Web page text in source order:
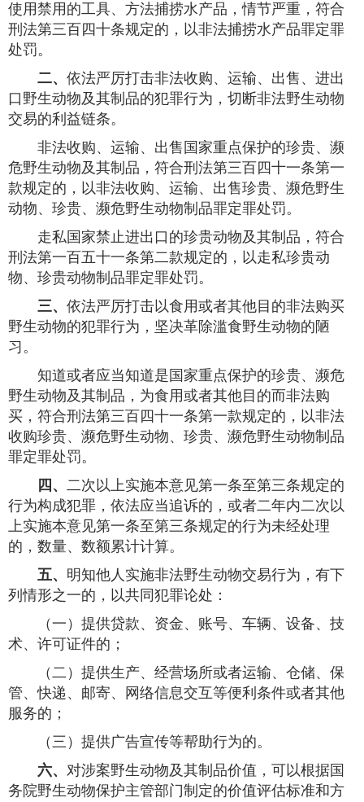
使用禁用的工具、方法捕捞水产品，情节严重，符合
刑法第三百四十条规定的，以非法捕捞水产品罪定罪
处罚。
二、 依法严厉打击非法收购、运输、出售、进出
口野生动物及其制品的犯罪行为，切断非法野生动物
交易的利益链条。
非法收购、运输、出售国家重点保护的珍贵、濒
危野生动物及其制品，符合刑法第三百四十一条第一
款规定的，以非法收购、运输、出售珍贵、濒危野生
动物、珍贵、濒危野生动物制品罪定罪处罚。
走私国家禁止进出口的珍贵动物及其制品，符合
刑法第一百五十一条第二款规定的，以走私珍贵动
物、珍贵动物制品罪定罪处罚。
三、 依法严厉打击以食用或者其他目的非法购买
野生动物的犯罪行为，坚决革除滥食野生动物的陋
习。
知道或者应当知道是国家重点保护的珍贵、濒危
野生动物及其制品，为食用或者其他目的而非法购
买，符合刑法第三百四十一条第一款规定的，以非法
收购珍贵、濒危野生动物、珍贵、濒危野生动物制品
罪定罪处罚。
四、 二次以上实施本意见第一条至第三条规定的
行为构成犯罪，依法应当追诉的，或者二年内二次以
上实施本意见第一条至第三条规定的行为未经处理
的，数量、数额累计计算。
五、 明知他人实施非法野生动物交易行为，有下
列情形之一的，以共同犯罪论处：
（一）提供贷款、资金、账号、车辆、设备、技
术、许可证件的；
（二）提供生产、经营场所或者运输、仓储、保
管、快递、邮寄、网络信息交互等便利条件或者其他
服务的；
（三）提供广告宣传等帮助行为的。
六、 对涉案野生动物及其制品价值，可以根据国
务院野生动物保护主管部门制定的价值评估标准和方